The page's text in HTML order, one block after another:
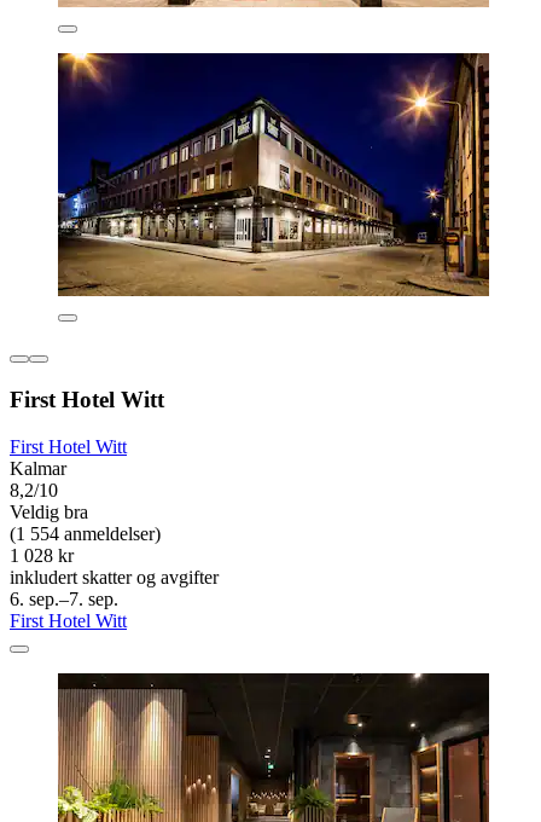
First Hotel Witt
First Hotel Witt
Kalmar
8,2/10
Veldig bra
(1 554 anmeldelser)
1 028 kr
inkludert skatter og avgifter
6. sep.–7. sep.
First Hotel Witt